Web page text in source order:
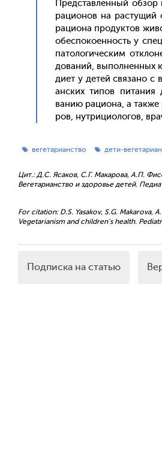
Пред­став­ленный об­зор
ра­ци­онов на рас­ту­щий
ра­ци­она про­дук­тов
обес­по­ко­ен­ность у
па­толо­гичес­ким
дова­ний, вы­пол­ненных
ди­ет у де­тей свя­зано
ан­ских ти­пов
ванию ра­ци­она, а
ров, нут­ри­ци­оло­гов,
вегетарианство дети-
Цит.: Д.С. Ясаков, С.Г. Макарова, А.П.
Вегетарианство и здоровье детей.
For citation: D.S. Yasakov, S.G. Makarova,
Vegetarianism and children's health.
Подписка на статью